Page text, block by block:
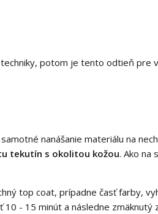
potom je tento odtieň pre
nanášanie materiálu na
tekutín s okolitou kožou. Ako na
top coat, prípadne časť farby,
- 15 minút a následne zmäknutý